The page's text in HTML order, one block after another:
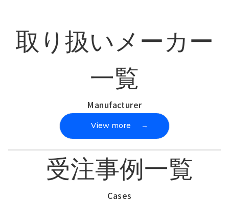
取り扱いメーカー
一覧
Manufacturer
View more →
受注事例一覧
Cases